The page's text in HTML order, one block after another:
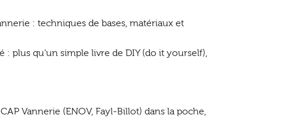
: techniques de bases, matériaux et
plus qu’un simple livre de DIY(do it yourself),
Vannerie (ENOV, Fayl-Billot) dans la poche,